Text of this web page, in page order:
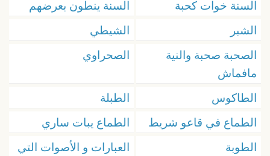
السنة خوات كحبة
السنة ينطون بعرضهم
الشبر
الشيطي
الصحبة صحبة والنية
مافماش
الصحراوي
الطاكوس
الطبلة
الطماع في قاعو شريط
الطماع يبات ساري
الطوبة
العبارات و الأصوات التي